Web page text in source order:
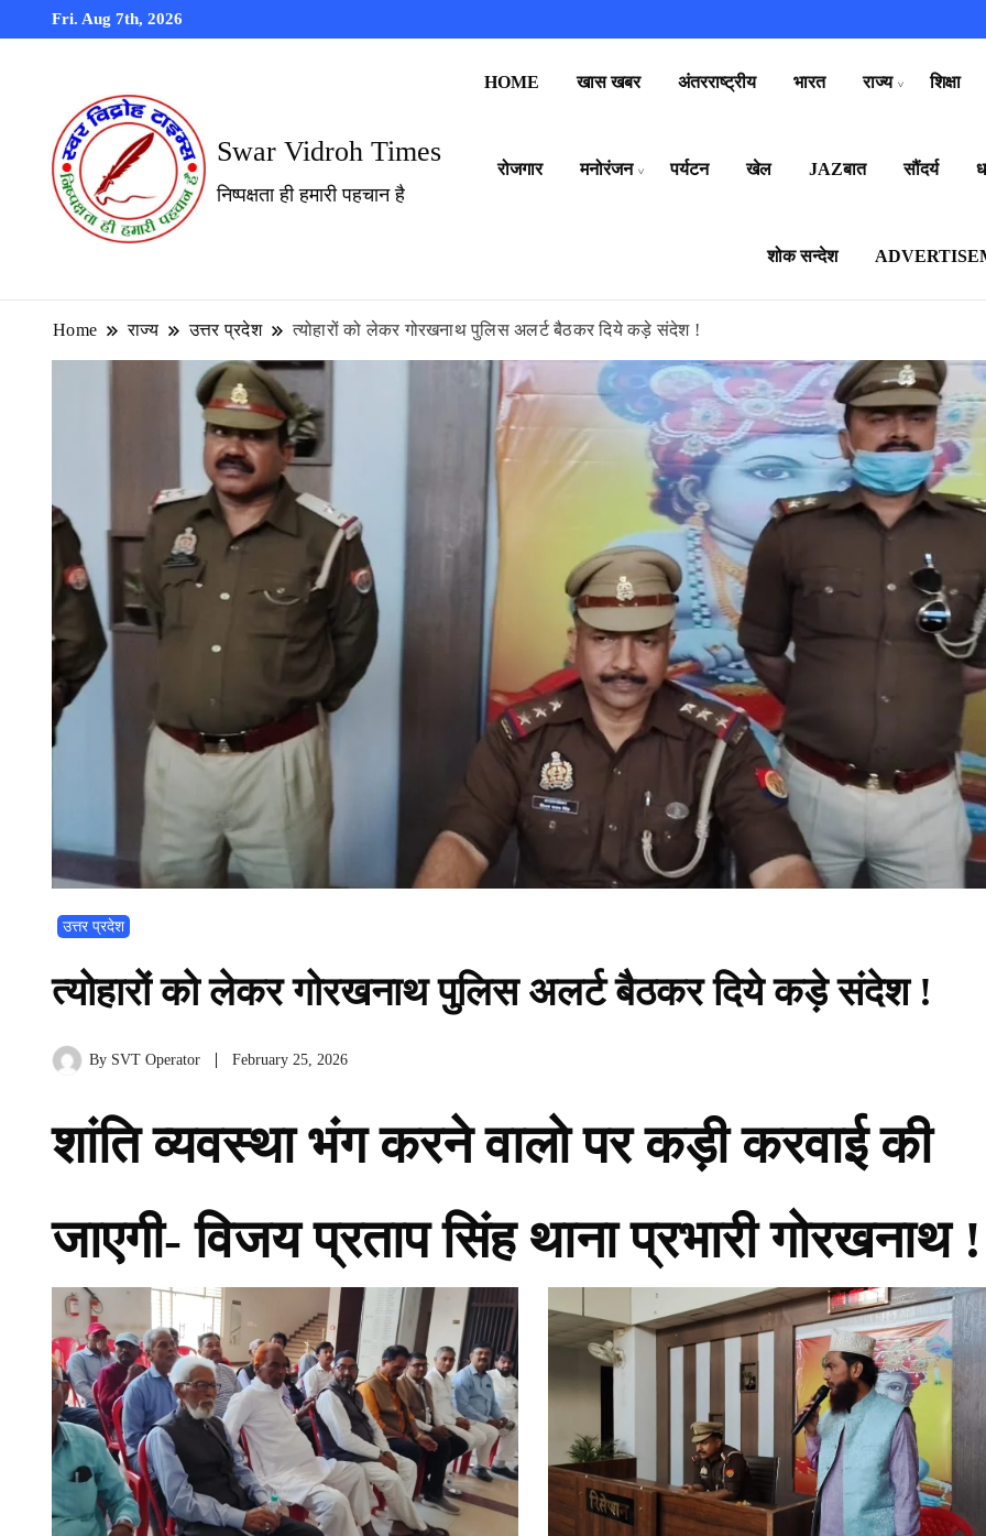
Fri. Aug 7th, 2026
Swar Vidroh Times
निष्पक्षता ही हमारी पहचान है
HOME खास खबर अंतरराष्ट्रीय भारत राज्य शिक्षा
रोजगार मनोरंजन पर्यटन खेल JAZबात सौंदर्य
शोक सन्देश
Home राज्य उत्तर प्रदेश त्योहारों को लेकर गोरखनाथ पुलिस अलर्ट बैठकर दिये कड़े संदेश !
उत्तर प्रदेश
त्योहारों को लेकर गोरखनाथ पुलिस अलर्ट बैठकर दिये कड़े संदेश !
By SVT Operator February 25, 2026
शांति व्यवस्था भंग करने वालो पर कड़ी करवाई की
जाएगी- विजय प्रताप सिंह थाना प्रभारी गोरखनाथ !